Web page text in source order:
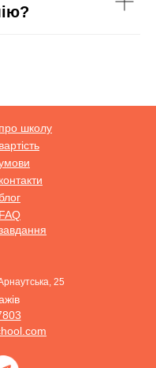
про школу
вартість
FAQ
контакти
25